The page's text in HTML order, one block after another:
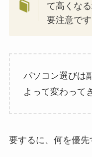
て高くな
要注意です
パソコン選びは
よって変わって
要するに、何を優先